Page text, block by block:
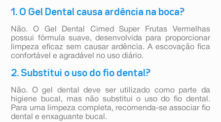
1. O Gel Dental causa ardência na boca?
Não. O Gel Dental Cimed Super Frutas Vermelhas
possui fórmula suave, desenvolvida para proporcionar
limpeza eficaz sem causar ardência. A escovação fica
confortável e agradável no uso diário.
2. Substitui o uso do fio dental?
Não. O gel dental deve ser utilizado como parte da
higiene bucal, mas não substitui o uso do fio dental.
Para uma limpeza completa, recomenda-se associar fio
dental e enxaguante bucal.